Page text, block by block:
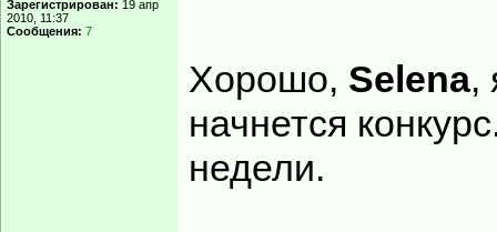
Зарегистрирован: 19 апр
2010, 11:37
Сообщения: 7
Хорошо, Selena,
начнется
недели.